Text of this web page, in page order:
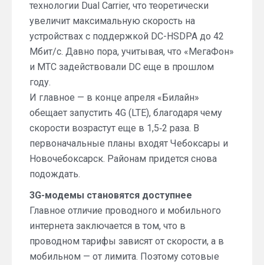
технологии Dual Carrier, что теоретически
увеличит максимальную скорость на
устройствах с поддержкой DC-HSDPA до 42
Мбит/с. Давно пора, учитывая, что «МегаФон»
и МТС задействовали DC еще в прошлом
году.
И главное — в конце апреля «Билайн»
обещает запустить 4G (LTE), благодаря чему
скорости возрастут еще в 1,5‑2 раза. В
первоначальные планы входят Чебоксары и
Новочебоксарск. Районам придется снова
подождать.
3G-модемы становятся доступнее
Главное отличие проводного и мобильного
интернета заключается в том, что в
проводном тарифы зависят от скорости, а в
мобильном — от лимита. Поэтому сотовые